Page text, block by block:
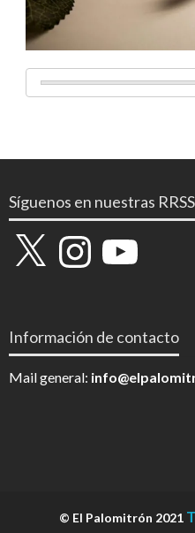
Síguenos en nuestras RRSS
X InstagramYouTube
Información de contacto
Mail general:
© El Palomitrón 2021